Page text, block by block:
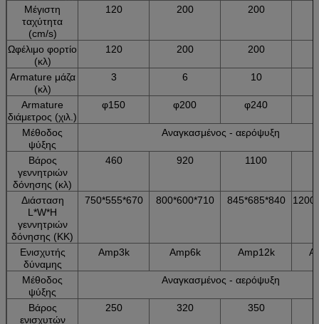
Μέγιστη
ταχύτητα
(cm/s)
120 200 200
Ωφέλιμο φορτίο
(κλ)
120 200 200
Armature μάζα
(κλ)
3 6 10
Armature
διάμετρος (χιλ.)
φ150 φ200 φ240
Μέθοδος
ψύξης
Αναγκασμένος - αερόψυξη
Βάρος
γεννητριών
δόνησης (κλ)
460 920 1100
Διάσταση
L*W*H
γεννητριών
δόνησης (ΚΚ)
750*555*670 800*600*710 845*685*840
Ενισχυτής
δύναμης
Amp3k Amp6k Amp12k
Μέθοδος
ψύξης
Αναγκασμένος - αερόψυξη
Βάρος
ενισχυτών
250 320 350